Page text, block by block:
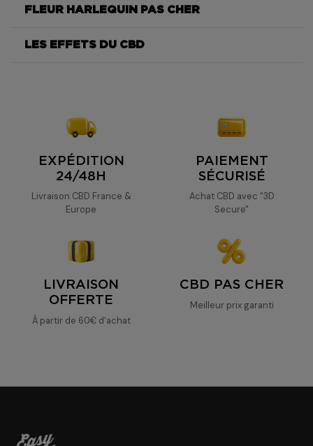
FLEUR HARLEQUIN PAS CHER
LES EFFETS DU CBD
EXPÉDITION
24/48H
Livraison CBD France &
Europe
PAIEMENT
SÉCURISÉ
Achat CBD avec "3D
Secure"
LIVRAISON
OFFERTE
À partir de 60€ d'achat
CBD PAS CHER
Meilleur prix garanti